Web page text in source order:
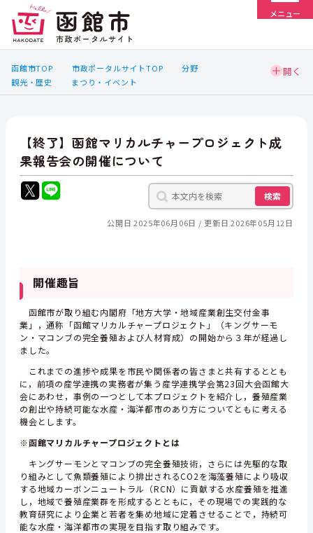
メニュー
函館市TOP 市政ポータルサイトTOP
分野
観光・歴史
まつり・イベント
【終了】函館マリカルチャープロジェクト成
果報告会の開催について
検索
公開日 2025年06月06日 更新日 2026年05月12日
開催趣旨
函館市が取り組む内閣府「地方大学・地域産業創生交付金事
業」，通称「函館マリカルチャープロジェクト」（キングサーモ
ン・マコンブの完全養殖および人材育成）の開始から３年が経過し
ました。
これまでの進捗や成果を市民や関係者の皆さまと共有するととも
に，前項の産学連携の実務者が集う産学連携学会第23回大会函館大
会にあわせ，事例の一つとして本プロジェクトを紹介し，養殖産業
の創出や持続可能な水産・海洋都市のあり方についてともに考える
機会とします。
※函館マリカルチャープロジェクトとは
キングサーモンとマコンブの完全養殖技術，さらには先駆的な取
り組みとして魚類養殖により排出されるCO2を海藻養殖により吸収
する地域カーボンニュートラル（RCN）に貢献する水産養殖を推進
し，地域で養殖産業群を形成するとともに，その現場での実践的な
教育研究により企業と若者を集め地域に定着させることで，持続可
能な水産・海洋都市の実現を目指す取り組みです。